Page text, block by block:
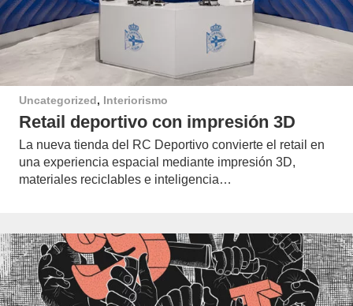
Uncategorized, Interiorismo
Retail deportivo con impresión 3D
La nueva tienda del RC Deportivo convierte el retail en
una experiencia espacial mediante impresión 3D,
materiales reciclables e inteligencia…